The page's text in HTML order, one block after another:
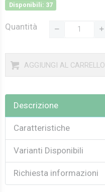
Disponibili: 37
Quantità
AGGIUNGI AL CARRELLO
Descrizione
Caratteristiche
Varianti Disponibili
Richiesta informazioni